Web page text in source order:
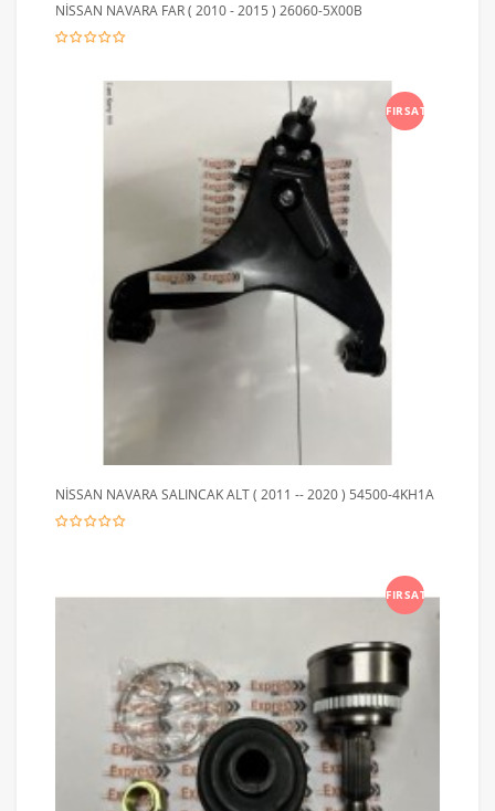
NİSSAN NAVARA FAR ( 2010 - 2015 ) 26060-5X00B
FIRSAT
NİSSAN NAVARA SALINCAK ALT ( 2011 -- 2020 ) 54500-4KH1A
FIRSAT